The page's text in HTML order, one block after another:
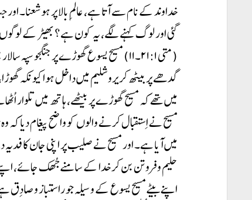
خداوند کے نام سے آتا ہے، عالمِ بالا پر ہو شعنا۔
گئی اور لوگ کہنے لگے، یہ کون ہے؟ بھیڑ کے
(متی ۲۱:۱۔۱۱) مسیح یسوع گھوڑے پر جنگجو
گدھے پر بیٹھ کر یروشلیم میں داخل ہوا کیونکہ
میں تھے کہ مسیح گھوڑے پر بیٹھے، ہاتھ میں
مسیح نے اِستقبال کرنے والوں کو واضح پیغام دیا کہ
میں آیا ہے۔ اور مسیح نے صلیب پر اپنی جان کا فدیہ
حلیم و فروتن بن کر خدا کے سامنے جُھک جائے، اپنے
اپنے بیٹے مسیح یسوع کے وسیلہ جو راستباز و